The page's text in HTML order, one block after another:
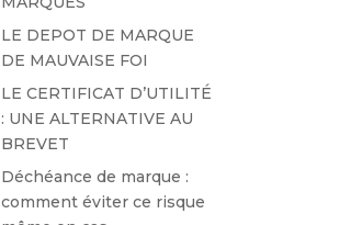
LE DEPOT DE MARQUE
DE MAUVAISE FOI
LE CERTIFICAT D’UTILITÉ
: UNE ALTERNATIVE AU
BREVET
Déchéance de marque :
comment éviter ce risque